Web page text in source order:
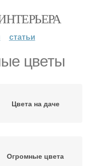
статьи
цветы
Цвета на даче
Огромные цвета